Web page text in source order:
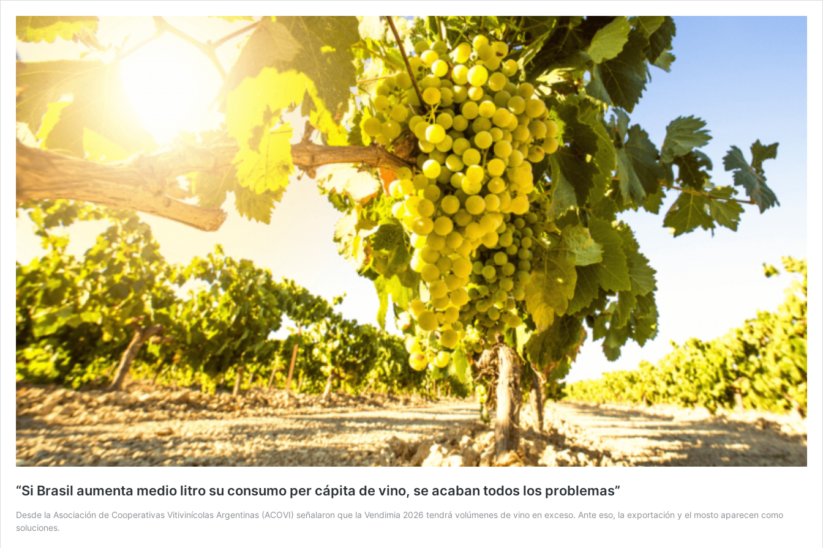
“Si Brasil aumenta medio litro su consumo per cápita de vino, se acaban todos los problemas”
Desde la Asociación de Cooperativas Vitivinícolas Argentinas (ACOVI) señalaron que la Vendimia 2026 tendrá volúmenes de vino en exceso. Ante eso, la exportación y el mosto aparecen como
soluciones.